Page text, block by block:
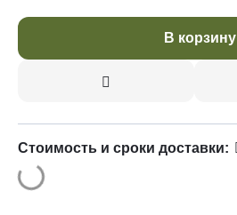
В корзину
Стоимость и сроки доставки: